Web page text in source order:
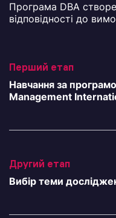
Програма DBA
відповідності до
Перший етап
Навчання за
Management
Другий етап
Вибір теми